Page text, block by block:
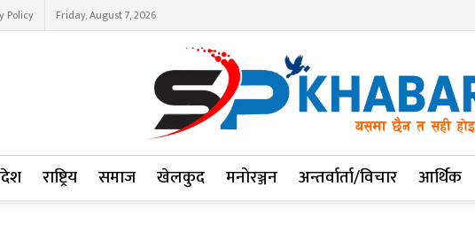
Policy Friday, August 7, 2026
राष्ट्रिय समाज खेलकुद मनोरञ्जन अन्तर्वार्ता/विचार आर्थिक